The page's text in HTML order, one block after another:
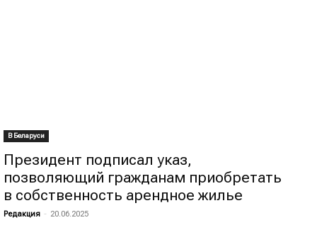
В Беларуси
Президент подписал указ,
позволяющий гражданам приобретать
в собственность арендное жилье
Редакция - 20.06.2025